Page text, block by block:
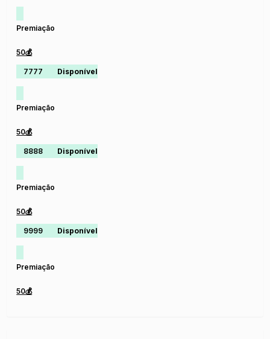
Premiação
50💰
7777 Disponível
Premiação
50💰
8888 Disponível
Premiação
50💰
9999 Disponível
Premiação
50💰